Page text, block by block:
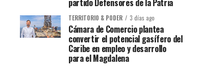
partido Defensores de la Patria
TERRITORIO & PODER 3 días ago
Cámara de Comercio plantea
convertir el potencial gasífero del
Caribe en empleo y desarrollo
para el Magdalena